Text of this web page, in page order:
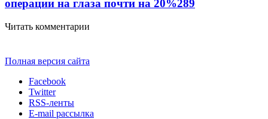
операции на глаза почти на 20%289
Читать комментарии
Полная версия сайта
Facebook
Twitter
RSS-ленты
E-mail рассылка